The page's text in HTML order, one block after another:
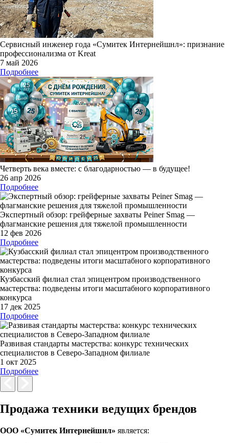
Сервисный инженер года «Сумитек Интернейшнл»: признание
профессионализма от Kreat
7 май 2026
Подробнее
Четверть века вместе: с благодарностью — в будущее!
26 апр 2026
Подробнее
Экспертный обзор: грейферные захваты Peiner Smag —
флагманские решения для тяжелой промышленности
12 фев 2026
Подробнее
Кузбасский филиал стал эпицентром производственного
мастерства: подведены итоги масштабного корпоративного
конкурса
17 дек 2025
Подробнее
Развивая стандарты мастерства: конкурс технических
специалистов в Северо-Западном филиале
1 окт 2025
Подробнее
Продажа техники ведущих брендов
ООО «Сумитек Интернейшнл» является: